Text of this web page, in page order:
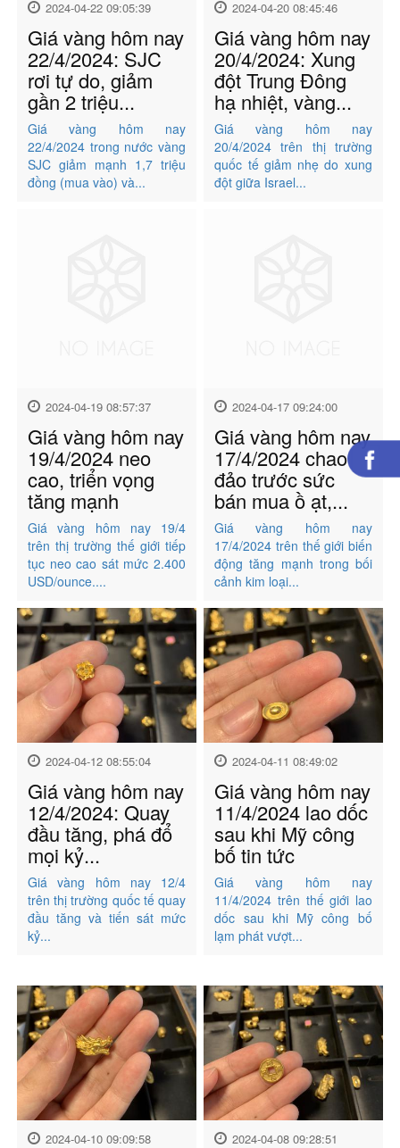
2024-04-22 09:05:39
Giá vàng hôm nay
22/4/2024: SJC
rơi tự do, giảm
gần 2 triệu...
Giá vàng hôm nay
22/4/2024 trong nước vàng
SJC giảm mạnh 1,7 triệu
đồng (mua vào) và...
2024-04-20 08:45:46
Giá vàng hôm nay
20/4/2024: Xung
đột Trung Đông
hạ nhiệt, vàng...
Giá vàng hôm nay
20/4/2024 trên thị trường
quốc tế giảm nhẹ do xung
đột giữa Israel...
2024-04-19 08:57:37
Giá vàng hôm nay
19/4/2024 neo
cao, triển vọng
tăng mạnh
Giá vàng hôm nay 19/4
trên thị trường thế giới tiếp
tục neo cao sát mức 2.400
USD/ounce....
2024-04-17 09:24:00
Giá vàng hôm nay
17/4/2024 chao
đảo trước sức
bán mua ồ ạt,...
Giá vàng hôm nay
17/4/2024 trên thế giới biến
động tăng mạnh trong bối
cảnh kim loại...
2024-04-12 08:55:04
Giá vàng hôm nay
12/4/2024: Quay
đầu tăng, phá đổ
mọi kỷ...
Giá vàng hôm nay 12/4
trên thị trường quốc tế quay
đầu tăng và tiến sát mức
kỷ...
2024-04-11 08:49:02
Giá vàng hôm nay
11/4/2024 lao dốc
sau khi Mỹ công
bố tin tức
Giá vàng hôm nay
11/4/2024 trên thế giới lao
dốc sau khi Mỹ công bố
lạm phát vượt...
2024-04-10 09:09:58 2024-04-08 09:28:51